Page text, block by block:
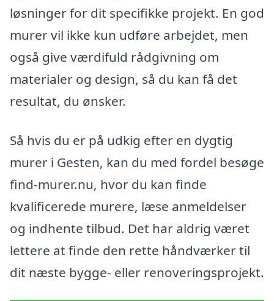
løsninger for dit specifikke projekt. En god
murer vil ikke kun udføre arbejdet, men
også give værdifuld rådgivning om
materialer og design, så du kan få det
resultat, du ønsker.
Så hvis du er på udkig efter en dygtig
murer i Gesten, kan du med fordel besøge
find-murer.nu, hvor du kan finde
kvalificerede murere, læse anmeldelser
og indhente tilbud. Det har aldrig været
lettere at finde den rette håndværker til
dit næste bygge- eller renoveringsprojekt.